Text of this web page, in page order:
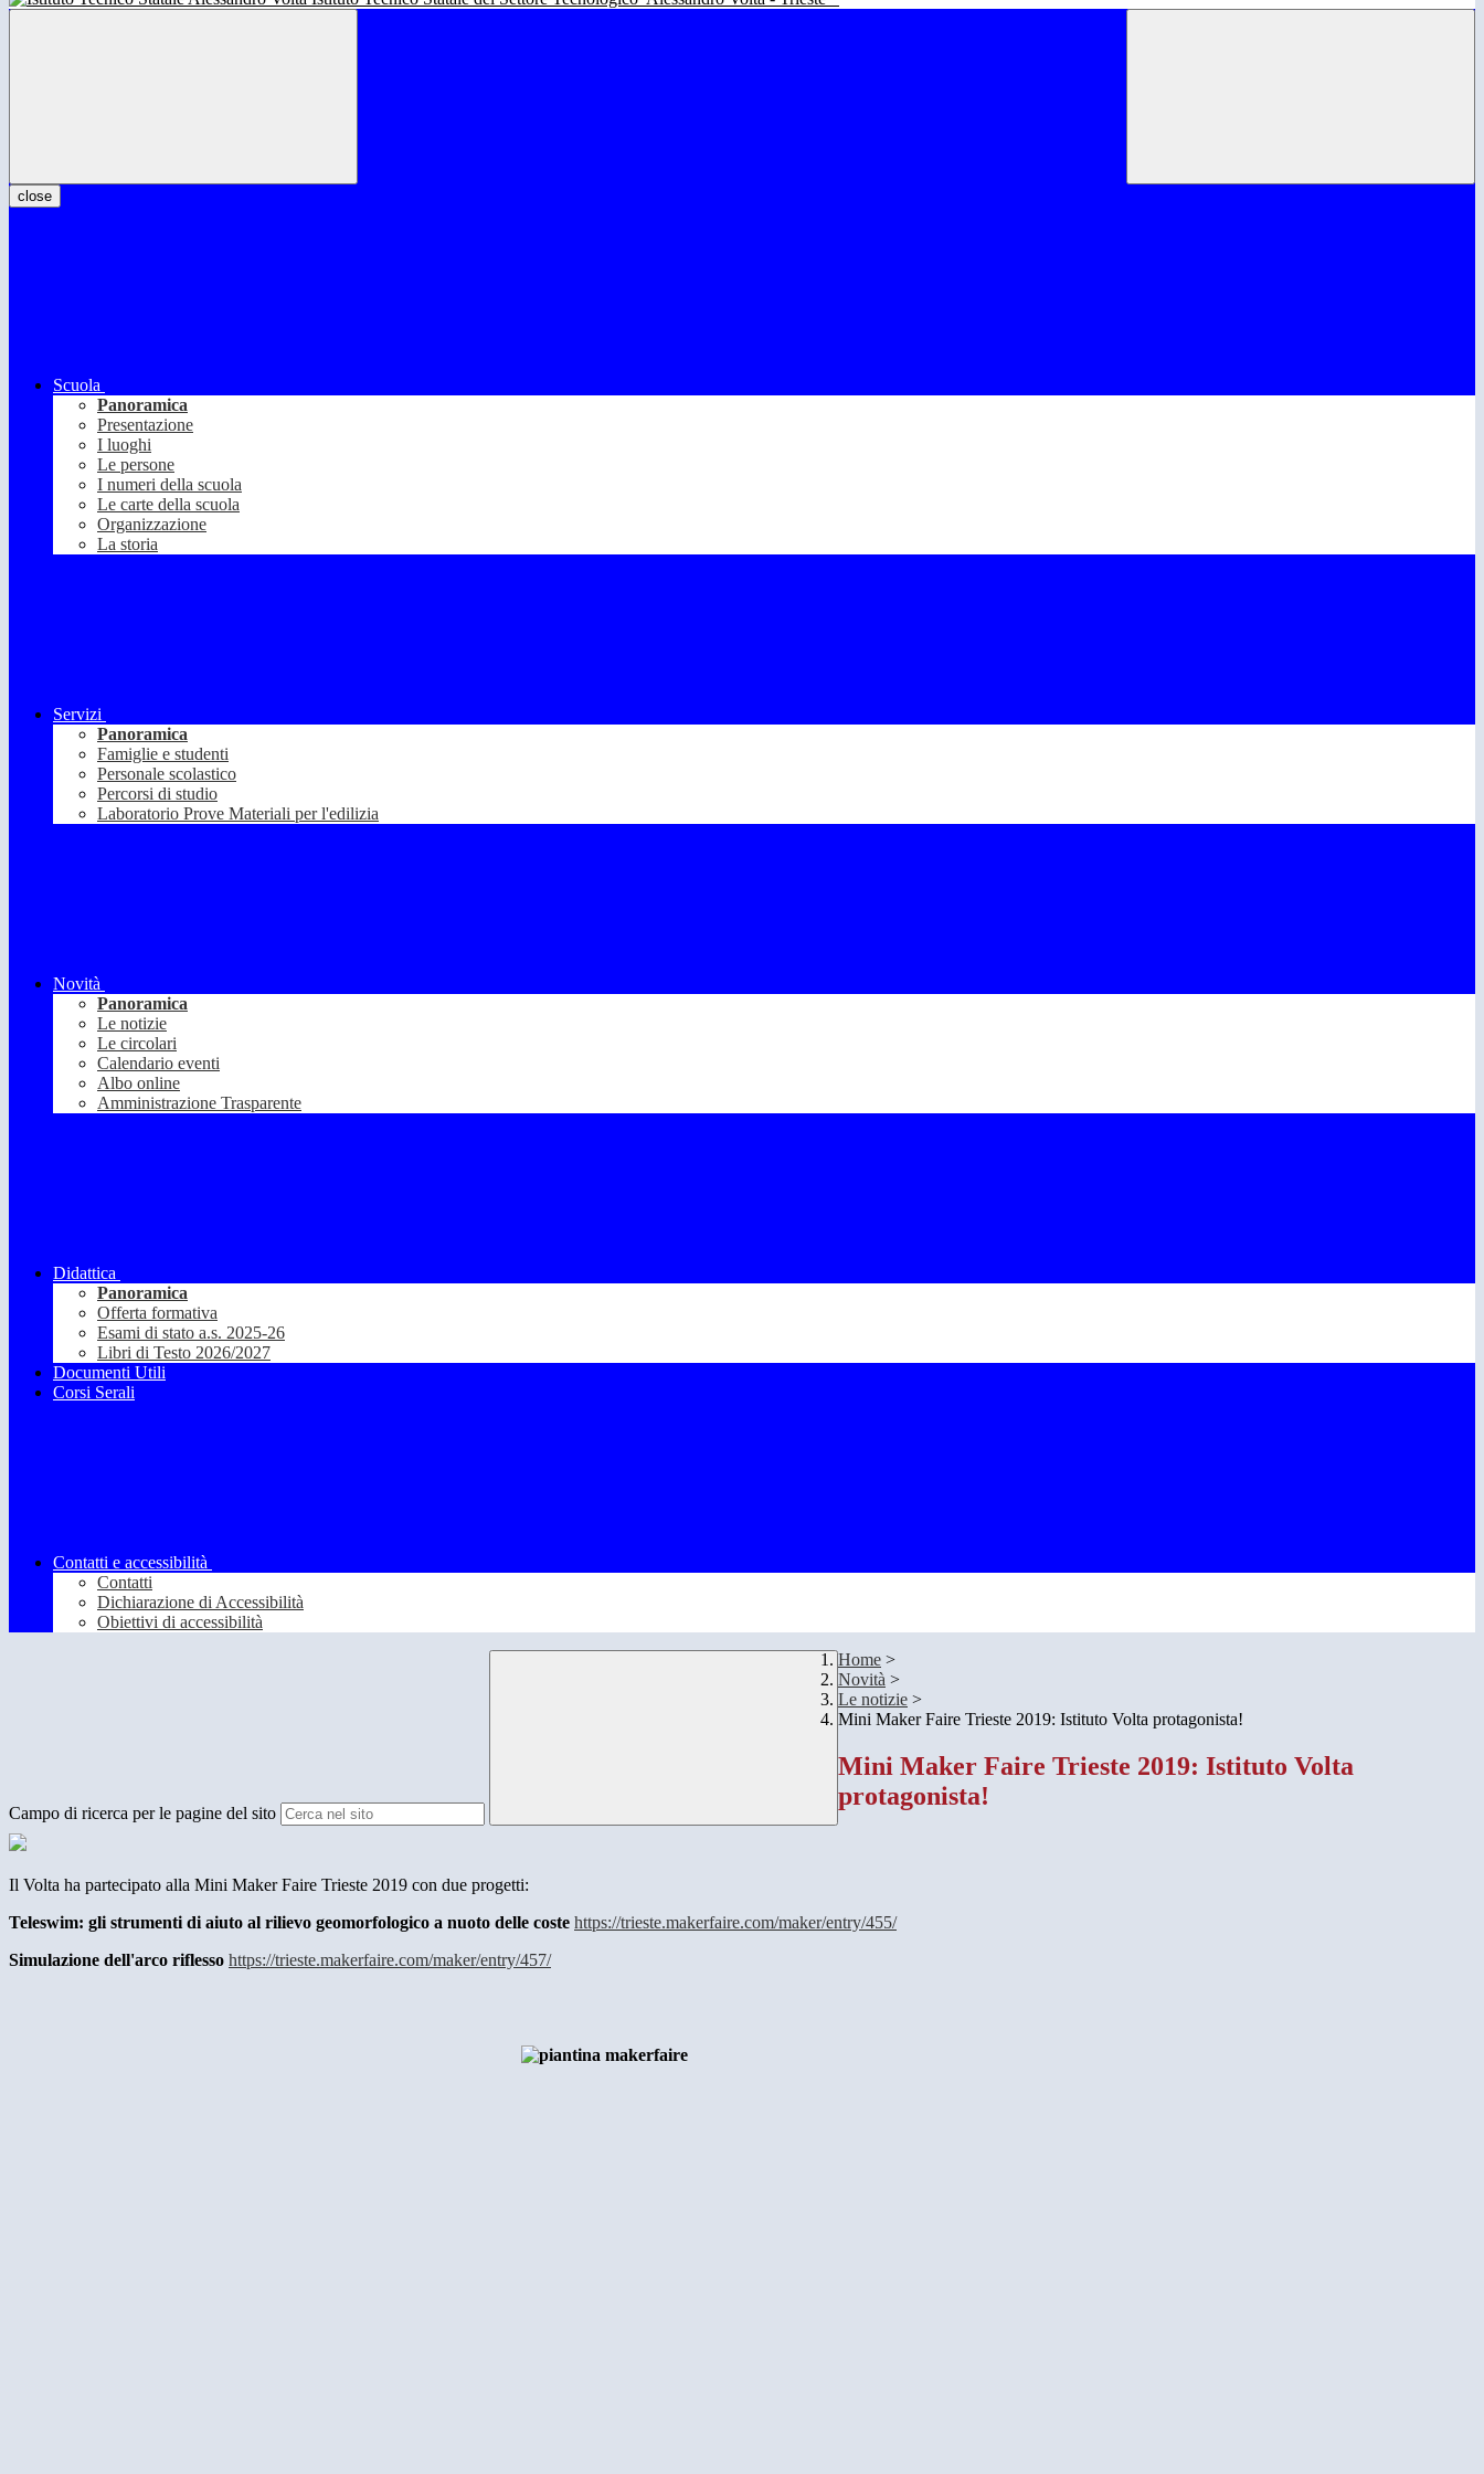
close
Scuola
Panoramica
Presentazione
I luoghi
Le persone
I numeri della scuola
Le carte della scuola
Organizzazione
La storia
Servizi
Panoramica
Famiglie e studenti
Personale scolastico
Percorsi di studio
Laboratorio Prove Materiali per l'edilizia
Novità
Panoramica
Le notizie
Le circolari
Calendario eventi
Albo online
Amministrazione Trasparente
Didattica
Panoramica
Offerta formativa
Esami di stato a.s. 2025-26
Libri di Testo 2026/2027
Documenti Utili
Corsi Serali
Contatti e accessibilità
Contatti
Dichiarazione di Accessibilità
Obiettivi di accessibilità
Campo di ricerca per le pagine del sito
Home >
Novità >
Le notizie >
Mini Maker Faire Trieste 2019: Istituto Volta protagonista!
Mini Maker Faire Trieste 2019: Istituto Volta
protagonista!
Il Volta ha partecipato alla Mini Maker Faire Trieste 2019 con due progetti:
Teleswim: gli strumenti di aiuto al rilievo geomorfologico a nuoto delle coste https://trieste.makerfaire.com/maker/entry/455/
Simulazione dell'arco riflesso https://trieste.makerfaire.com/maker/entry/457/